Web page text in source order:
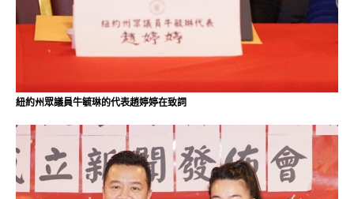
紐約州眾議員牛毓琳的代表趙婷婷在致詞